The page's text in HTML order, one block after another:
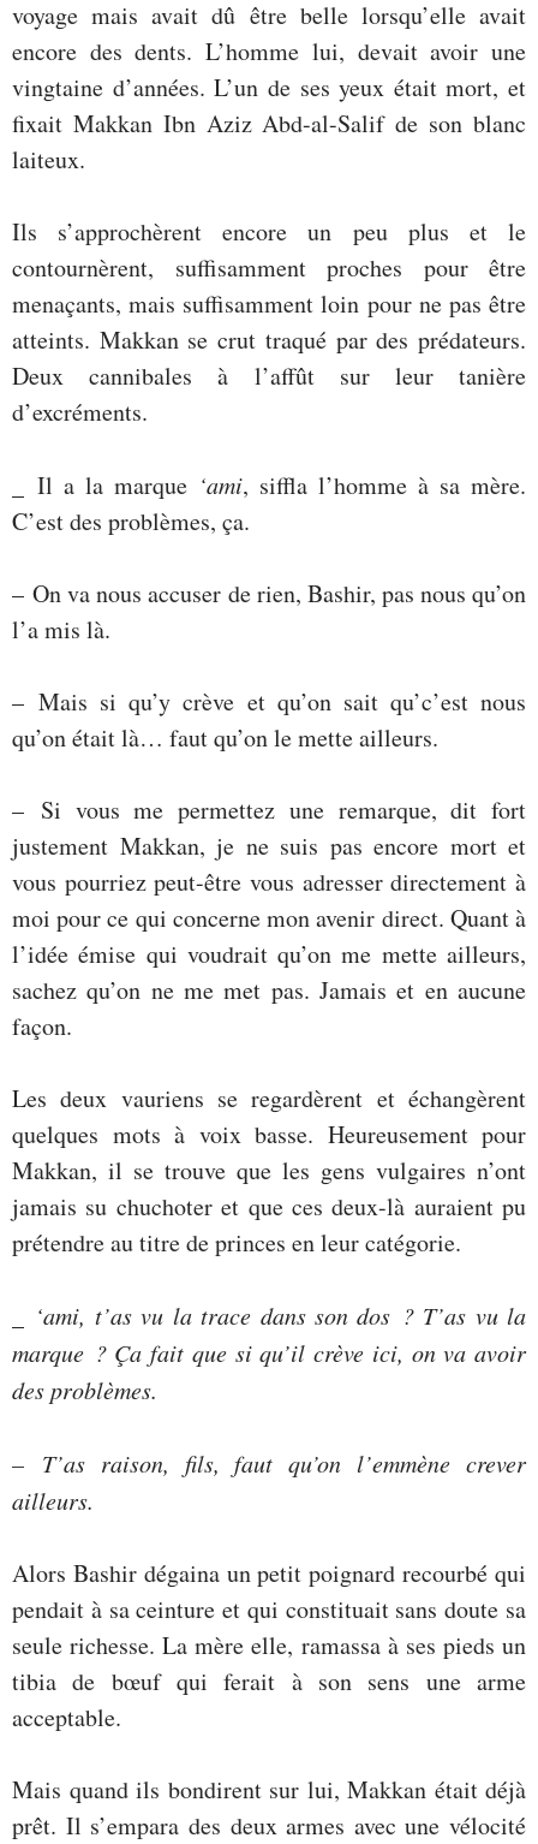
voyage mais avait dû être belle lorsqu’elle avait
encore des dents. L’homme lui, devait avoir une
vingtaine d’années. L’un de ses yeux était mort, et
fixait Makkan Ibn Aziz Abd-al-Salif de son blanc
laiteux.
Ils s’approchèrent encore un peu plus et le
contournèrent, suffisamment proches pour être
menaçants, mais suffisamment loin pour ne pas être
atteints. Makkan se crut traqué par des prédateurs.
Deux cannibales à l’affût sur leur tanière
d’excréments.
_ Il a la marque ‘ami, siffla l’homme à sa mère.
C’est des problèmes, ça.
– On va nous accuser de rien, Bashir, pas nous qu’on
l’a mis là.
– Mais si qu’y crève et qu’on sait qu’c’est nous
qu’on était là… faut qu’on le mette ailleurs.
– Si vous me permettez une remarque, dit fort
justement Makkan, je ne suis pas encore mort et
vous pourriez peut-être vous adresser directement à
moi pour ce qui concerne mon avenir direct. Quant à
l’idée émise qui voudrait qu’on me mette ailleurs,
sachez qu’on ne me met pas. Jamais et en aucune
façon.
Les deux vauriens se regardèrent et échangèrent
quelques mots à voix basse. Heureusement pour
Makkan, il se trouve que les gens vulgaires n’ont
jamais su chuchoter et que ces deux-là auraient pu
prétendre au titre de princes en leur catégorie.
‘ami, t’as vu la trace dans son dos ? T’as vu la
marque ? Ça fait que si qu’il crève ici, on va avoir
des problèmes.
– T’as raison, fils, faut qu’on l’emmène crever
ailleurs.
Alors Bashir dégaina un petit poignard recourbé qui
pendait à sa ceinture et qui constituait sans doute sa
seule richesse. La mère elle, ramassa à ses pieds un
tibia de bœuf qui ferait à son sens une arme
acceptable.
Mais quand ils bondirent sur lui, Makkan était déjà
prêt. Il s’empara des deux armes avec une vélocité